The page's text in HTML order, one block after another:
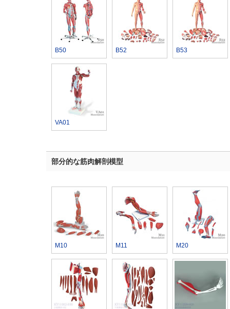
B50 B52 B53
VA01
部分的な筋肉解剖模型
M10 M11 M20